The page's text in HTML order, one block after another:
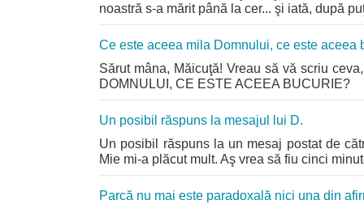
noastră s-a mărit până la cer... şi iată, după
Ce este aceea mila Domnului, ce este aceea
Sărut mâna, Măicuţă! Vreau să vă scriu
DOMNULUI, CE ESTE ACEEA BUCURIE?
Un posibil răspuns la mesajul lui D.
Un posibil răspuns la un mesaj postat de
Mie mi-a plăcut mult. Aş vrea să fiu cinci
Parcă nu mai este paradoxală nici una din